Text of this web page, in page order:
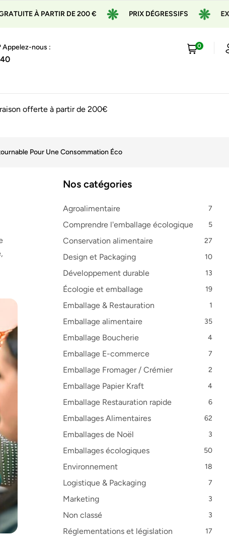
DE 200 € PRIX DÉGRESSIFS EXPÉDITION
Appelez-nous : 0
offerte à partir de 200€
Pour Une Consommation Éco
Nos catégories
Agroalimentaire 7
Comprendre l'emballage écologique 5
Conservation alimentaire 27
Design et Packaging 10
Développement durable 13
Écologie et emballage 19
Emballage & Restauration 1
Emballage alimentaire 35
Emballage Boucherie 4
Emballage E-commerce 7
Emballage Fromager / Crémier 2
Emballage Papier Kraft 4
Emballage Restauration rapide 6
Emballages Alimentaires 62
Emballages de Noël 3
Emballages écologiques 50
Environnement 18
Logistique & Packaging 7
Marketing 3
Non classé 3
Réglementations et législation 17